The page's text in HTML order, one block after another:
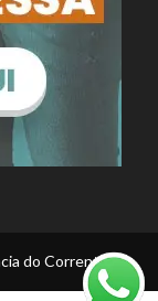
do Corrente